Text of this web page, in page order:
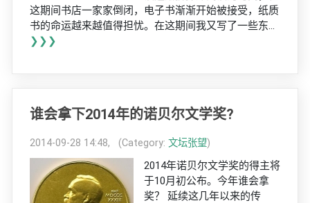
这期间书店一家家倒闭，电子书渐渐开始被接受，纸质
书的命运越来越值得担忧。在这期间我又写了一些东...
❯❯❯
谁会拿下2014年的诺贝尔文学奖?
2014-09-28 14:48, (Category: 文坛张望)
2014年诺贝尔文学奖的得主将
于10月初公布。今年谁会拿
奖？ 延续这几年以来的传